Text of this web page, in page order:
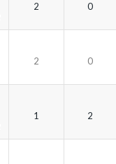
2 0
2 0
1 2